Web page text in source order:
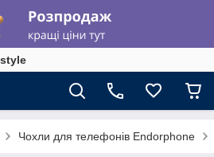
Чохли для телефонів Endorphone